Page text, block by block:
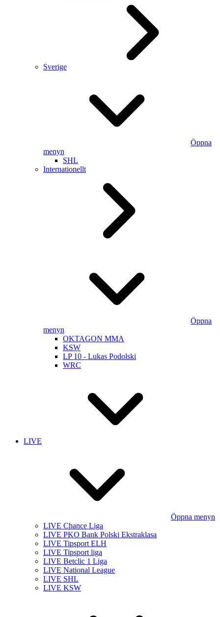
Sverige
Öppna
menyn
SHL
Internationellt
Öppna
menyn
OKTAGON MMA
KSW
LP 10 - Lukas Podolski
WRC
LIVE
Öppna menyn
LIVE Chance Liga
LIVE PKO Bank Polski Ekstraklasa
LIVE Tipsport ELH
LIVE Tipsport liga
LIVE Betclic 1 Liga
LIVE National League
LIVE SHL
LIVE KSW